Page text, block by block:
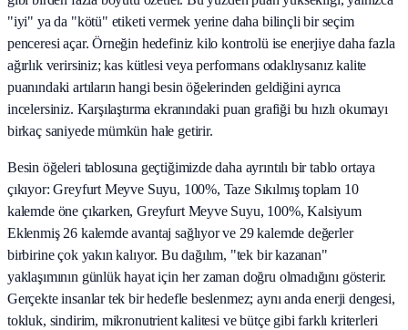
"iyi" ya da "kötü" etiketi vermek yerine daha bilinçli bir seçim
penceresi açar. Örneğin hedefiniz kilo kontrolü ise enerjiye daha fazla
ağırlık verirsiniz; kas kütlesi veya performans odaklıysanız kalite
puanındaki artıların hangi besin öğelerinden geldiğini ayrıca
incelersiniz. Karşılaştırma ekranındaki puan grafiği bu hızlı okumayı
birkaç saniyede mümkün hale getirir.
Besin öğeleri tablosuna geçtiğimizde daha ayrıntılı bir tablo ortaya
çıkıyor: Greyfurt Meyve Suyu, 100%, Taze Sıkılmış toplam 10
kalemde öne çıkarken, Greyfurt Meyve Suyu, 100%, Kalsiyum
Eklenmiş 26 kalemde avantaj sağlıyor ve 29 kalemde değerler
birbirine çok yakın kalıyor. Bu dağılım, "tek bir kazanan"
yaklaşımının günlük hayat için her zaman doğru olmadığını gösterir.
Gerçekte insanlar tek bir hedefle beslenmez; aynı anda enerji dengesi,
tokluk, sindirim, mikronutrient kalitesi ve bütçe gibi farklı kriterleri